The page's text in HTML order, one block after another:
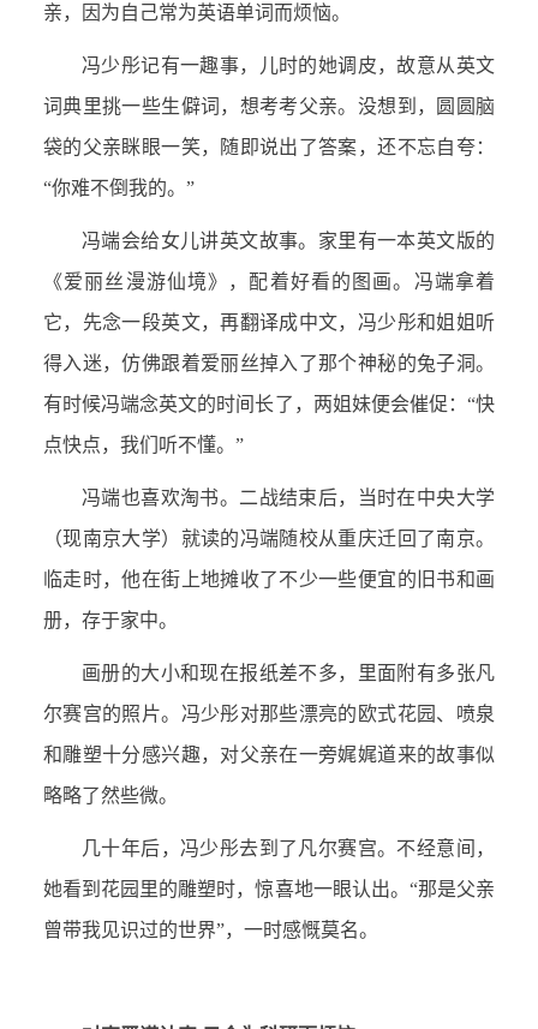
亲，因为自己常为英语单词而烦恼。
冯少彤记有一趣事，儿时的她调皮，故意从英文
词典里挑一些生僻词，想考考父亲。没想到，圆圆脑
袋的父亲眯眼一笑，随即说出了答案，还不忘自夸：
“你难不倒我的。”
冯端会给女儿讲英文故事。家里有一本英文版的
《爱丽丝漫游仙境》，配着好看的图画。冯端拿着
它，先念一段英文，再翻译成中文，冯少彤和姐姐听
得入迷，仿佛跟着爱丽丝掉入了那个神秘的兔子洞。
有时候冯端念英文的时间长了，两姐妹便会催促：“快
点快点，我们听不懂。”
冯端也喜欢淘书。二战结束后，当时在中央大学
（现南京大学）就读的冯端随校从重庆迁回了南京。
临走时，他在街上地摊收了不少一些便宜的旧书和画
册，存于家中。
画册的大小和现在报纸差不多，里面附有多张凡
尔赛宫的照片。冯少彤对那些漂亮的欧式花园、喷泉
和雕塑十分感兴趣，对父亲在一旁娓娓道来的故事似
略略了然些微。
几十年后，冯少彤去到了凡尔赛宫。不经意间，
她看到花园里的雕塑时，惊喜地一眼认出。“那是父亲
曾带我见识过的世界”，一时感慨莫名。